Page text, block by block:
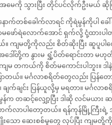
ေကို သွားပြီး တိုင်ပင်လိုက်ဦးမယ် ဆို
က်တစ်ခေါက်လာရင် ကိုရဲမွန်ကိုပါ ခေ
ာမဖော်ရဲလောက်အောင် ရှက်လို့ ငုံ့ထား
ကျမတို့ကိုလည်း စိတ်ဆိုးပြီး ဆူပူပါ
က နွားမ ရွှံ့ပိတ်ရောင်းတာ မဟုတ်
ကျမ တကယ်ကို စိတ်မကောင်းပါဘူး။
တယ်။ မင်္ဂလာစရိတ်တွေလည်း ပြန်တော
ချက်ချင်း ပြန်ယူလို့မှ မရတာ။ မင်္
မွန်က တဆင့်လျှော့ပြီး ဒါဆို လင်မယ
တက်လာပါတော့တယ်။ ရန်ကုန်မြို့ကြီး
းသော ဆေးစစ်မှုတွေ လုပ်ပြီး ကျမတို့